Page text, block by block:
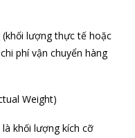
lượng thực tế hoặc
phí vận chuyển hàng
Weight)
khối lượng kích cỡ